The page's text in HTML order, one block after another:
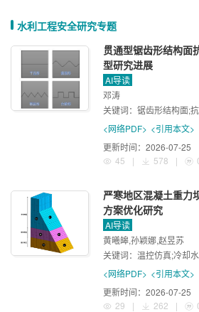
水利工程安全研究专题
贯通型锯齿形结构面
型研究进展
AI导读
邓涛
关键词： 锯齿形结构面;抗剪
<网络PDF> <引用本文>
更新时间： 2026-07-25
45
| 578 |
严寒地区混凝土重力
方案优化研究
AI导读
黄曦皞,孙颖娜,赵昱苏
关键词： 温控仿真;冷却
<网络PDF> <引用本文>
更新时间： 2026-07-25
29
| 262 |